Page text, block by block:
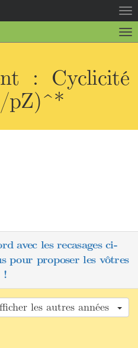
la
la
: Cyclicité
pZ)^*
avec les recasages ci-
pour proposer les vôtres
!
les autres années